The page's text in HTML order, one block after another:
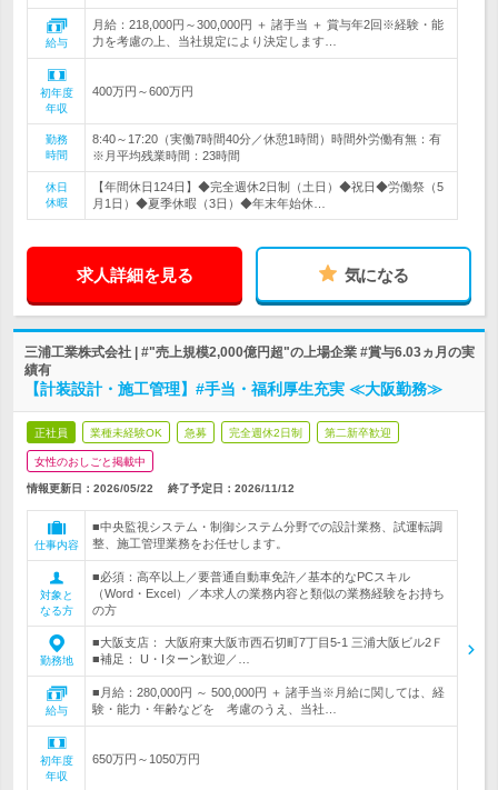
給与
月給：218,000円～300,000円 ＋ 諸手当 ＋ 賞与年2回※経験・能
力を考慮の上、当社規定により決定します…
初年度
年収
400万円～600万円
勤務
時間
8:40～17:20（実働7時間40分／休憩1時間）時間外労働有無：有
※月平均残業時間：23時間
休日
休暇
【年間休日124日】◆完全週休2日制（土日）◆祝日◆労働祭（5
月1日）◆夏季休暇（3日）◆年末年始休…
求人詳細を見る 気になる
三浦工業株式会社 | #"売上規模2,000億円超"の上場企業 #賞与6.03ヵ月の実
績有
【計装設計・施工管理】#手当・福利厚生充実 ≪大阪勤務≫
正社員 業種未経験OK 急募 完全週休2日制 第二新卒歓迎
女性のおしごと掲載中
情報更新日：2026/05/22 終了予定日： 2026/11/12
仕事内容
■中央監視システム・制御システム分野での設計業務、試運転調
整、施工管理業務をお任せします。
対象と
なる方
■必須：高卒以上／要普通自動車免許／基本的なPCスキル
（Word・Excel）／本求人の業務内容と類似の業務経験をお持ち
の方
勤務地
■大阪支店： 大阪府東大阪市西石切町7丁目5-1 三浦大阪ビル2Ｆ
■補足： U・Iターン歓迎／…
給与
■月給：280,000円 ～ 500,000円 ＋ 諸手当※月給に関しては、経
験・能力・年齢などを 考慮のうえ、当社…
初年度
年収
650万円～1050万円